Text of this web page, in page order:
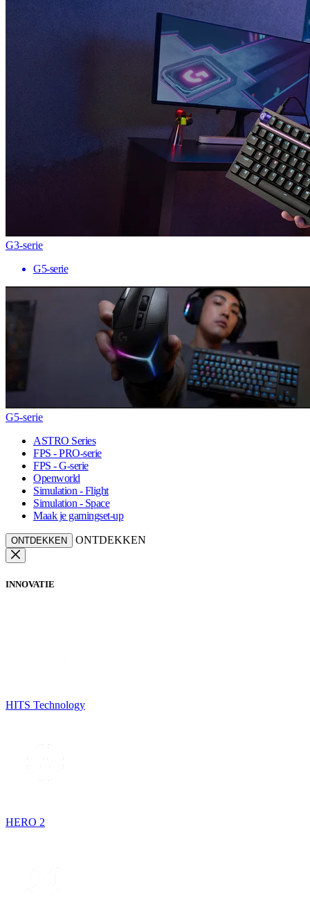
G3-serie
G5-serie
G5-serie
ASTRO Series
FPS - PRO-serie
FPS - G-serie
Openworld
Simulation - Flight
Simulation - Space
Maak je gamingset-up
ONTDEKKEN ONTDEKKEN
INNOVATIE
HITS Technology
HERO 2